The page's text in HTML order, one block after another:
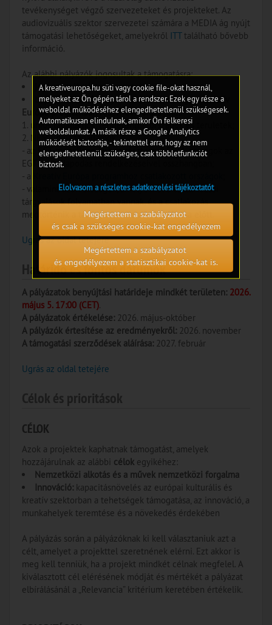
tevékenységet végző szervezeteket és projekteket. Az
audiovizuális szektor szervezetei számára a MEDIA ág nyújt
támogatási lehetőségeket, amelyekről ITTtalálható bővebb
információ.
Az alábbi pályázók jogosultak a támogatásra:
jogi személyek(szervezetek),
bejegyzett székhellyel rendelkeznek egy, a Kreatív
Európa programban részt vevő országban:
1. uniós tagállamok, tengerentúli országok és területek;
2. NEM uniós tagállamok:
- az EGT-megállapodásban részt vevő EFTA-országok az
EGT-megállapodás rendelkezéseivel összhangban;
- a
- valamint azon országok, amelyekkel a csatlakozási
tárgyalások folyamatban vannak, és a csatlakozás
megtörténik a támogatási szerződés aláírása előtt.
Ugrás az oldal tetejére
Határidő és fontos dátumok
A pályázatok benyújtási határideje mindkét területen: 2026.
május 5. 17:00 (CET).
A pályázatok értékelése: 2026. május-október
A pályázók értesítése az eredményekről: 2026. november
A támogatási szerződések aláírása: 2027. február
Ugrás az oldal tetejére
Célok és prioritások
CÉLOK
Azok a projektek kaphatnak támogatást, amelyek
hozzájárulnak az alábbi célok egyikéhez:
Nemzetközi alkotás és a művek nemzetközi forgalma
Innováció: kapacitásnövelés az európai kulturális és
kreatív szektorban a tehetségek támogatása, az innováció, a
munkahelyek teremtése és a növekedés érdekében
A pályázás során a pályázóknak ki kell választaniuk azt a
célt, amelyet a projekttel szeretnének elérni. Ezt akkor is
meg kell tenniük, ha a projekt mindkét célnak megfelel. A
kiválasztott cél elérésének módját és mértékét a pályázat
elbírálásánál a „Relevancia” kritérium keretében értékelik.
A kreativeuropa.hu süti vagy cookie file-okat használ,
melyeket az Ön gépén tárol a rendszer. Ezek egy része a
weboldal működéséhez elengedhetetlenül szükségesek.
Automatikusan elindulnak, amikor Ön felkeresi
weboldalunkat. A másik része a Google Analytics
működését biztosítja, - tekintettel arra, hogy az nem
elengedhetetlenül szükséges, csak többletfunkciót
biztosít.
Elolvasom a részletes adatkezelési tájékoztatót
Megértettem a szabályzatot
és csak a szükséges cookie-kat engedélyezem
Megértettem a szabályzatot
és engedélyezem a statisztikai cookie-kat is.